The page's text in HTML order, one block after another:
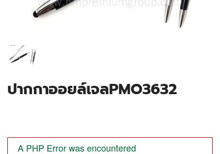
ปากกาออยล์เจลPMO3632
A PHP Error was encountered